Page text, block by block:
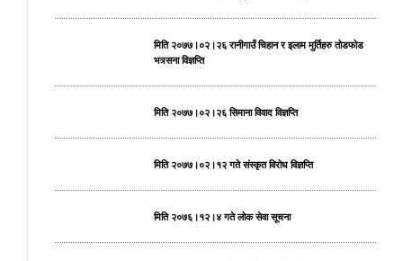
मिति २०७७।०२।२६ रानीगाउँ चिहान र इलाम मुर्तिहरु तोडफोड
भत्र्सना विज्ञप्ति
मिति २०७७।०२।२६ सिमाना विवाद विज्ञप्ति
मिति २०७७।०२।१२ गते संस्कृत विरोध विज्ञप्ति
मिति २०७६।१२।४ गते लोक सेवा सूचना